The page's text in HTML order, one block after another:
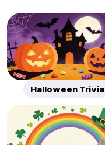
Halloween Trivia